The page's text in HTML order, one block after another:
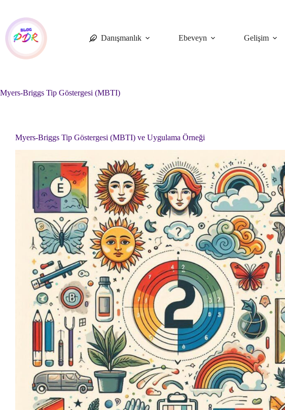
content
Danışmanlık
Ebeveyn Gelişim
Myers-Briggs Tip Göstergesi (MBTI)
Myers-Briggs Tip Göstergesi (MBTI) ve Uygulama Örneği